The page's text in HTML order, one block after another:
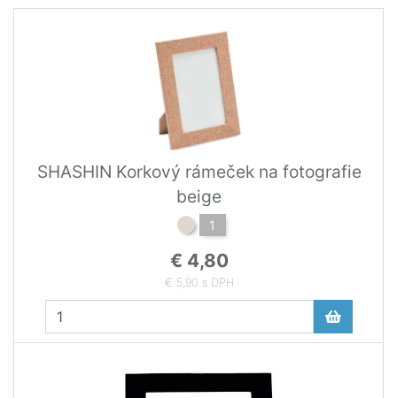
SHASHIN Korkový rámeček na fotografie
beige
1
€ 4,80
€ 5,90 s DPH